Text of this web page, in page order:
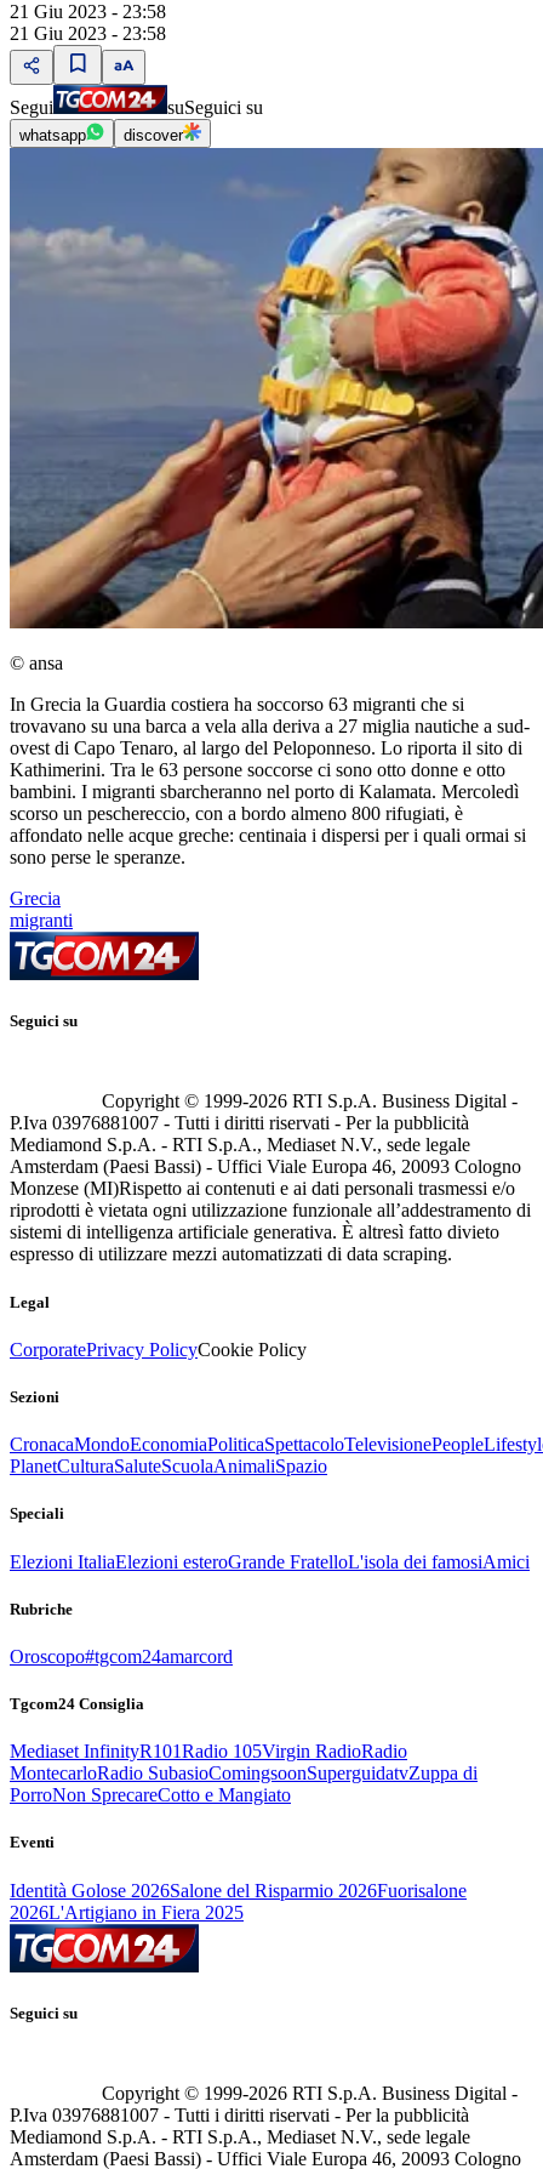
21 Giu 2023 - 23:58
21 Giu 2023 - 23:58
Segui suSeguici su
whatsapp discover
© ansa
In Grecia la Guardia costiera ha soccorso 63 migranti che si
trovavano su una barca a vela alla deriva a 27 miglia nautiche a sud-
ovest di Capo Tenaro, al largo del Peloponneso. Lo riporta il sito di
Kathimerini. Tra le 63 persone soccorse ci sono otto donne e otto
bambini. I migranti sbarcheranno nel porto di Kalamata. Mercoledì
scorso un peschereccio, con a bordo almeno 800 rifugiati, è
affondato nelle acque greche: centinaia i dispersi per i quali ormai si
sono perse le speranze.
Grecia
migranti
Seguici su
Copyright © 1999-2026 RTI S.p.A. Business Digital -
P.Iva 03976881007 - Tutti i diritti riservati - Per la pubblicità
Mediamond S.p.A. - RTI S.p.A., Mediaset N.V., sede legale
Amsterdam (Paesi Bassi) - Uffici Viale Europa 46, 20093 Cologno
Monzese (MI)Rispetto ai contenuti e ai dati personali trasmessi e/o
riprodotti è vietata ogni utilizzazione funzionale all’addestramento di
sistemi di intelligenza artificiale generativa. È altresì fatto divieto
espresso di utilizzare mezzi automatizzati di data scraping.
Legal
CorporatePrivacy PolicyCookie Policy
Sezioni
CronacaMondoEconomiaPoliticaSpettacoloTelevisionePeople
PlanetCulturaSaluteScuolaAnimaliSpazio
Speciali
Elezioni ItaliaElezioni esteroGrande FratelloL'isola dei famosiAmici
Rubriche
Oroscopo#tgcom24amarcord
Tgcom24 Consiglia
Mediaset InfinityR101Radio 105Virgin RadioRadio
MontecarloRadio SubasioComingsoonSuperguidatvZuppa di
PorroNon SprecareCotto e Mangiato
Eventi
Identità Golose 2026Salone del Risparmio 2026Fuorisalone
2026L'Artigiano in Fiera 2025
Seguici su
Copyright © 1999-2026 RTI S.p.A. Business Digital -
P.Iva 03976881007 - Tutti i diritti riservati - Per la pubblicità
Mediamond S.p.A. - RTI S.p.A., Mediaset N.V., sede legale
Amsterdam (Paesi Bassi) - Uffici Viale Europa 46, 20093 Cologno